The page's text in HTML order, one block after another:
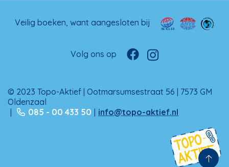
Veilig boeken, want aangesloten bij
Volg ons op
© 2023 Topo-Aktief | Ootmarsumsestraat 56 | 7573 GM
Oldenzaal
|
085 - 00 433 50 | info@topo-aktief.nl